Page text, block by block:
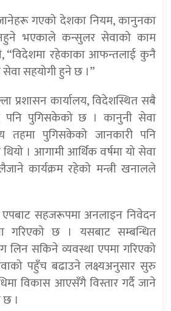
गएको देशका नियम, कानुनका
नहुने भएकाले कन्सुलर सेवाको काम
रहेकाका आफन्तलाई कुनै
सेवा सहयोगी हुने छ ।”
प्रशासन कार्यालय, विदेशस्थित सबै
पनि पुगिसकेको छ । कानुनी सेवा
तहमा पुगिसकेको जानकारी पनि
थियो । आगामी आर्थिक वर्षमा यो सेवा
कार्यक्रम रहेको मन्त्री खनालले
एपबाट सहजरूपमा अनलाइन निवेदन
गरिएको छ । यसबाट सम्बन्धित
लिन सकिने व्यवस्था एपमा गरिएको
पहुँच बढाउने लक्ष्यअनुसार सुरु
विकास आएसँगै विस्तार गर्दै जाने
छ ।